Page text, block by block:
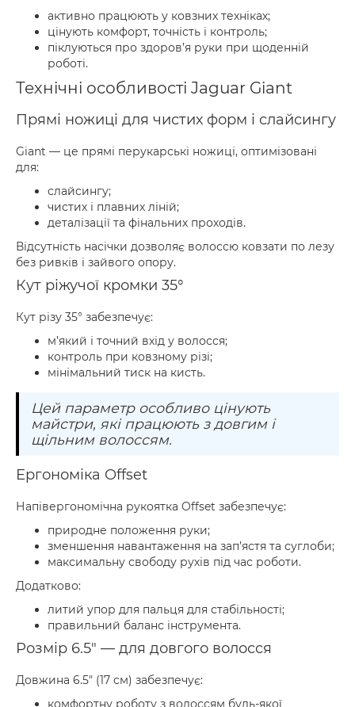
активно працюють у ковзних техніках;
цінують комфорт, точність і контроль;
піклуються про здоров’я руки при щоденній
роботі.
Технічні особливості Jaguar Giant
Прямі ножиці для чистих форм і слайсингу
Giant — це прямі перукарські ножиці, оптимізовані
для:
слайсингу;
чистих і плавних ліній;
деталізації та фінальних проходів.
Відсутність насічки дозволяє волоссю ковзати по лезу
без ривків і зайвого опору.
Кут ріжучої кромки 35°
Кут різу 35° забезпечує:
м’який і точний вхід у волосся;
контроль при ковзному різі;
мінімальний тиск на кисть.
Цей параметр особливо цінують
майстри, які працюють з довгим і
щільним волоссям.
Ергономіка Offset
Напівергономічна рукоятка Offset забезпечує:
природне положення руки;
зменшення навантаження на зап’ястя та суглоби;
максимальну свободу рухів під час роботи.
Додатково:
литий упор для пальця для стабільності;
правильний баланс інструмента.
Розмір 6.5" — для довгого волосся
Довжина 6.5" (17 см) забезпечує:
комфортну роботу з волоссям будь-якої